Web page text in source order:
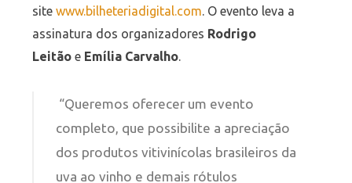
site www.bilheteriadigital.com. O evento leva a
assinatura dos organizadores Rodrigo
Leitãoe Emília Carvalho.
“Queremos oferecer um evento
completo, que possibilite a apreciação
dos produtos vitivinícolas brasileiros da
uva ao vinho e demais rótulos